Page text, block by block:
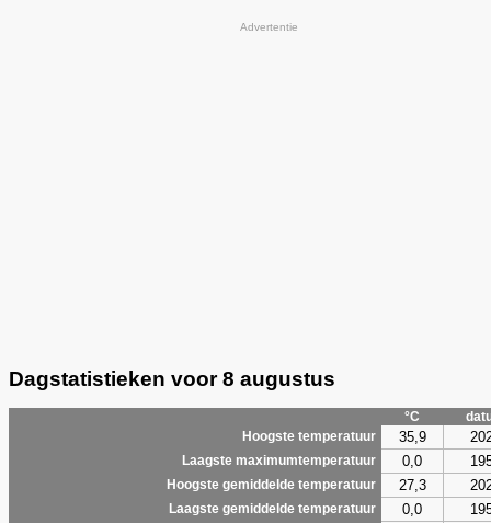
Advertentie
Dagstatistieken voor 8 augustus
°C
Hoogste temperatuur
35,9
Laagste maximumtemperatuur 0,0
Hoogste gemiddelde temperatuur 27,3
Laagste gemiddelde temperatuur 0,0